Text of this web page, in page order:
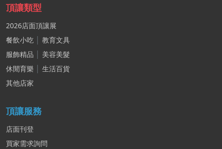
頂讓類型
2026店面頂讓展
餐飲小吃
教育文具
服飾精品
美容美髮
休閒育樂
生活百貨
其他店家
頂讓服務
店面刊登
買家需求詢問